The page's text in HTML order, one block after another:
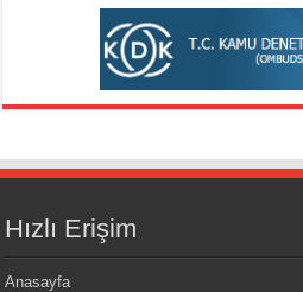
Hızlı Erişim
Anasayfa